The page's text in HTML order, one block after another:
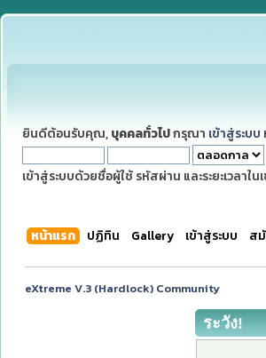
ยินดีต้อนรับคุณ, บุคคลทั่วไปกรุณา เข้าสู่ระบบ
เข้าสู่ระบบด้วยชื่อผู้ใช้ รหัสผ่าน และระยะเวลาใน
หน้าแรก ปฏิทิน Gallery เข้าสู่ระบบ ส
eXtreme V.3 (Hardlock) Community
ระวัง!